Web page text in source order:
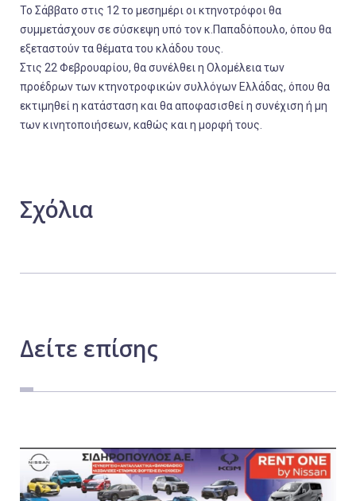
Το Σάββατο στις 12 το μεσημέρι οι κτηνοτρόφοι θα
συμμετάσχουν σε σύσκεψη υπό τον κ.Παπαδόπουλο, όπου θα
εξεταστούν τα θέματα του κλάδου τους.
Στις 22 Φεβρουαρίου, θα συνέλθει η Ολομέλεια των
προέδρων των κτηνοτροφικών συλλόγων Ελλάδας, όπου θα
εκτιμηθεί η κατάσταση και θα αποφασισθεί η συνέχιση ή μη
των κινητοποιήσεων, καθώς και η μορφή τους.
Σχόλια
Δείτε επίσης